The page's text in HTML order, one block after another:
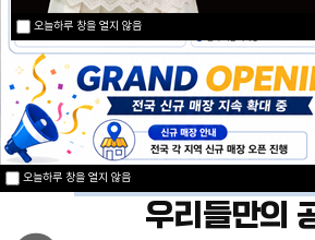
자유와 낭만, 에너
우리들만의
오늘하루 창을 열지 않음
오늘하루 창을 열지 않음